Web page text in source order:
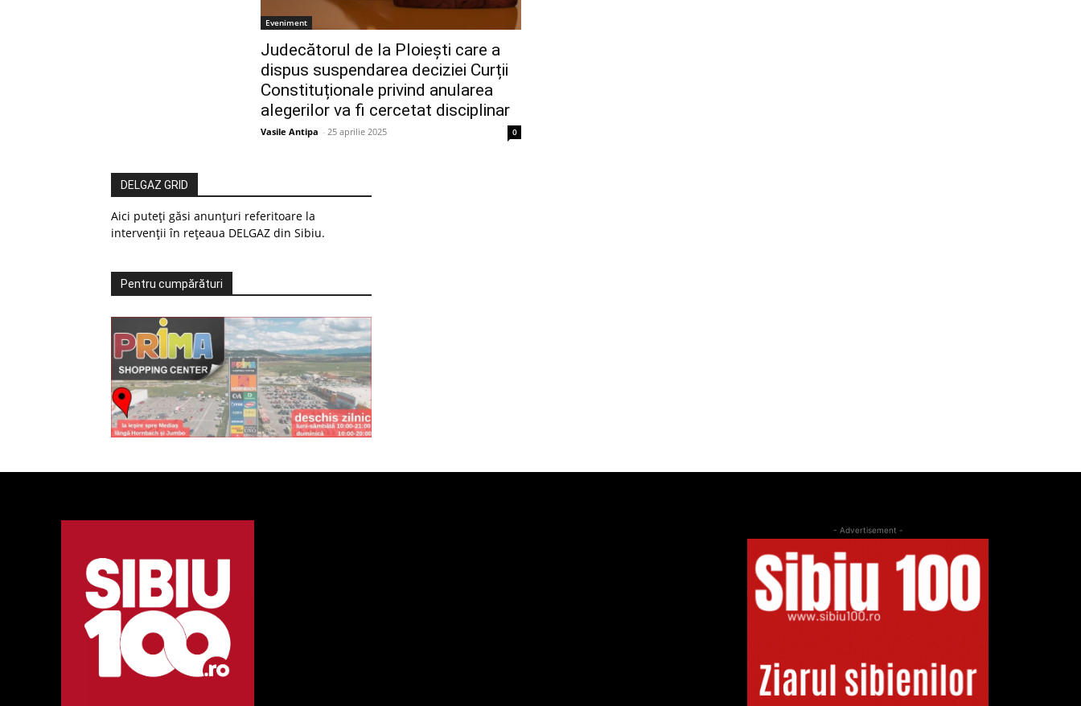
Eveniment
Judecătorul de la Ploiești care a
dispus suspendarea deciziei Curții
Constituționale privind anularea
alegerilor va fi cercetat disciplinar
Vasile Antipa - 25 aprilie 2025 0
DELGAZ GRID
Aici puteți găsi anunțuri referitoare la
intervenții în rețeaua DELGAZ din Sibiu.
Pentru cumpărături
- Advertisement -